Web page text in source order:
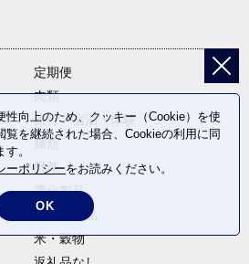
定期便
肉類
旅行・宿泊・体験
麺類
野菜
電化製品
卵・乳製品
米・穀物
性向上のため、クッキー（Cookie）を使
覧を継続された場合、Cookieの利用に同
。
ーポリシーをお読みください。
OK